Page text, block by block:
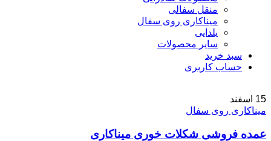
منقل سفالی
میناکاری روی سفال
یلدایی
سایر محصولات
سبد خرید
حساب کاربری
15 اسفند
میناکاری روی سفال
عمده فروشی شکلات خوری میناکاری